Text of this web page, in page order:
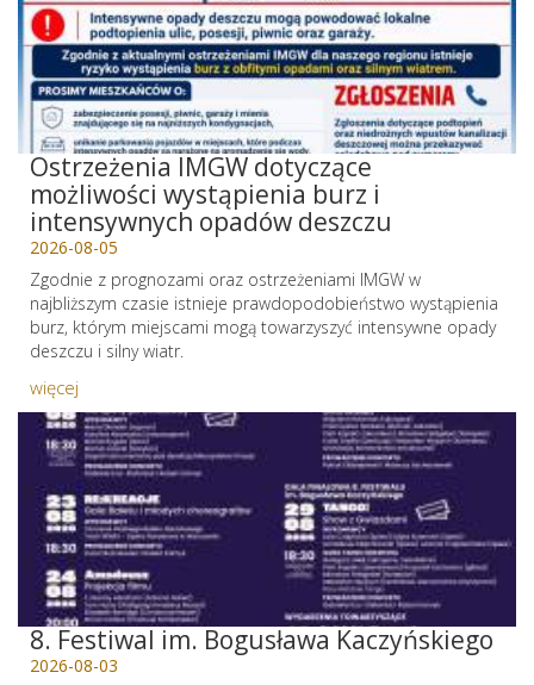
Ostrzeżenia IMGW dotyczące
możliwości wystąpienia burz i
intensywnych opadów deszczu
2026-08-05
Zgodnie z prognozami oraz ostrzeżeniami IMGW w
najbliższym czasie istnieje prawdopodobieństwo wystąpienia
burz, którym miejscami mogą towarzyszyć intensywne opady
deszczu i silny wiatr.
więcej
8. Festiwal im. Bogusława Kaczyńskiego
2026-08-03